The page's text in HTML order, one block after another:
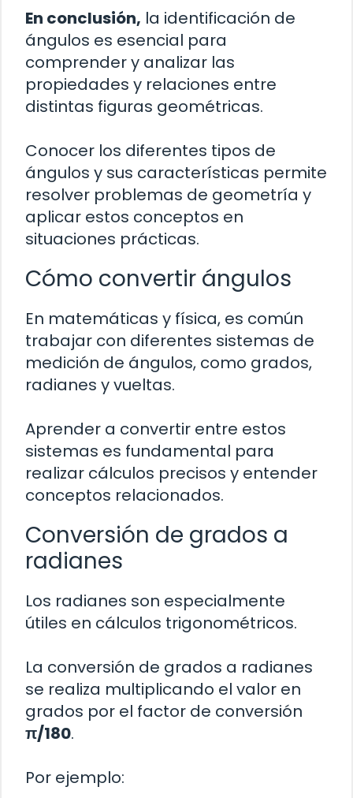
En conclusión, la identificación de
ángulos es esencial para
comprender y analizar las
propiedades y relaciones entre
distintas figuras geométricas.
Conocer los diferentes tipos de
ángulos y sus características permite
resolver problemas de geometría y
aplicar estos conceptos en
situaciones prácticas.
Cómo convertir ángulos
En matemáticas y física, es común
trabajar con diferentes sistemas de
medición de ángulos, como grados,
radianes y vueltas.
Aprender a convertir entre estos
sistemas es fundamental para
realizar cálculos precisos y entender
conceptos relacionados.
Conversión de grados a
radianes
Los radianes son especialmente
útiles en cálculos trigonométricos.
La conversión de grados a radianes
se realiza multiplicando el valor en
grados por el factor de conversión
π/180.
Por ejemplo: